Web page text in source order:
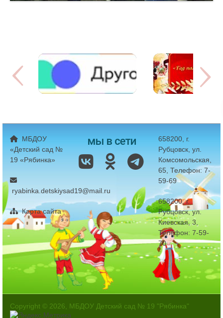
МБДОУ
«Детский сад №
19 «Рябинка»
ryabinka.detskiysad19@mail.ru
Карта сайта
мы в сети
658200, г.
Рубцовск, ул.
Комсомольская,
65, Телефон: 7-
59-69
658200, г.
Рубцовск, ул.
Киевская, 3,
Телефон: 7-59-
70
Copyright © 2026, МБДОУ Детский сад № 19 "Рябинка"